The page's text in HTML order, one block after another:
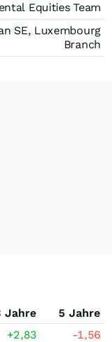
Equities Team
SE, Luxembourg
Branch
Jahre
5 Jahre
+2,83
-1,56